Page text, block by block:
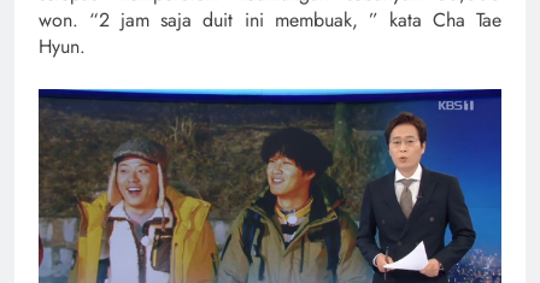
won. “2 jam saja duit ini membuak, ” kata Cha Tae
Hyun.